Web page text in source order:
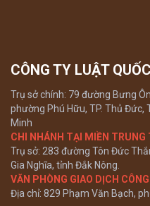
CÔNG TY LUẬT
Trụ sở chính: 79 đường Bưng
phường Phú Hữu, TP. Thủ Đức,
Minh
CHI NHÁNH TẠI MIỀN TRUNG
Trụ sở: 283 đường Tôn Đức
Gia Nghĩa, tỉnh Đắk Nông.
VĂN PHÒNG GIAO DỊCH
Địa chỉ: 829 Phạm Văn Bạch,